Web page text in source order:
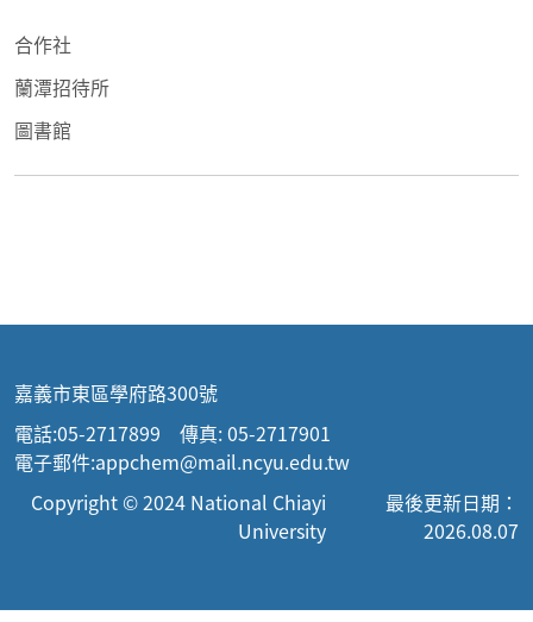
合作社
蘭潭招待所
圖書館
嘉義市東區學府路300號
電話:05-2717899 傳真: 05-2717901
電子郵件:appchem@mail.ncyu.edu.tw
Copyright © 2024 National Chiayi
University
最後更新日期：
2026.08.07